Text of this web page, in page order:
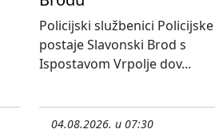
Policijski službenici Policijske
postaje Slavonski Brod s
Ispostavom Vrpolje dov...
04.08.2026. u 07:30